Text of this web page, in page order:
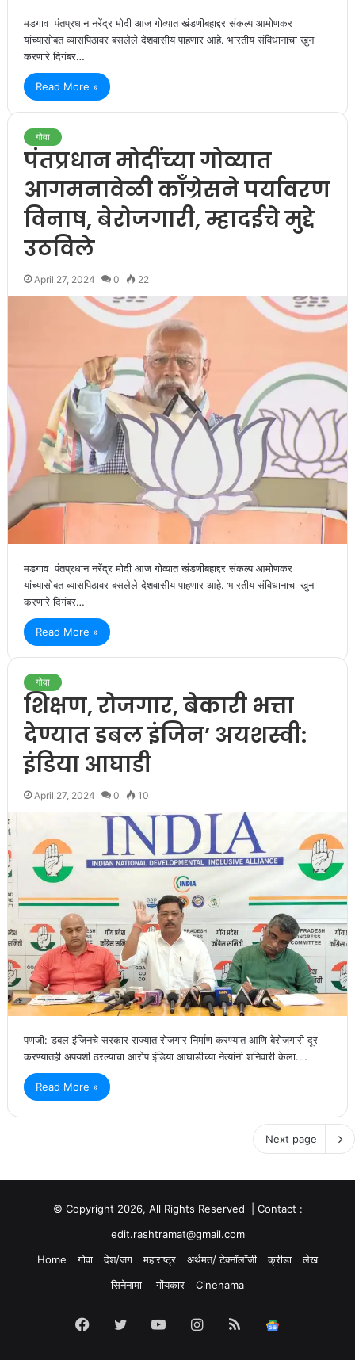
मडगाव पंतप्रधान नरेंद्र मोदी आज गोव्यात खंडणीबहाद्दर संकल्प आमोणकर
यांच्यासोबत व्यासपिठावर बसलेले देशवासीय पाहणार आहे. भारतीय संविधानाचा खुन
करणारे दिगंबर…
Read More »
गोवा
पंतप्रधान मोदींच्या गोव्यात
आगमनावेळी कॉंग्रेसने पर्यावरण
विनाष, बेरोजगारी, म्हादईचे मुद्दे
उठविले
April 27, 2024 0 22
मडगाव पंतप्रधान नरेंद्र मोदी आज गोव्यात खंडणीबहाद्दर संकल्प आमोणकर
यांच्यासोबत व्यासपिठावर बसलेले देशवासीय पाहणार आहे. भारतीय संविधानाचा खुन
करणारे दिगंबर…
Read More »
गोवा
शिक्षण, रोजगार, बेकारी भत्ता
देण्यात डबल इंजिन’ अयशस्वी:
इंडिया आघाडी
April 27, 2024 0 10
पणजी: डबल इंजिनचे सरकार राज्यात रोजगार निर्माण करण्यात आणि बेरोजगारी दूर
करण्यातही अपयशी ठरल्याचा आरोप इंडिया आघाडीच्या नेत्यांनी शनिवारी केला.…
Read More »
Next page
© Copyright 2026, All Rights Reserved | Contact :
edit.rashtramat@gmail.com
Home
गोवा देश/जग महाराष्ट्र अर्थमत/ टेक्नॉलॉजी क्रीडा
लेख
सिनेनामा
गोंयकार Cinenama
Facebook
TwitterYouTubeInstagram
RSS